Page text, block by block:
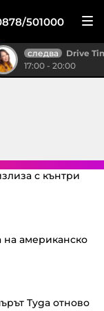
501000
следва
Drive
17:00 - 20:00
с кънтри
на американско
Tyga отново